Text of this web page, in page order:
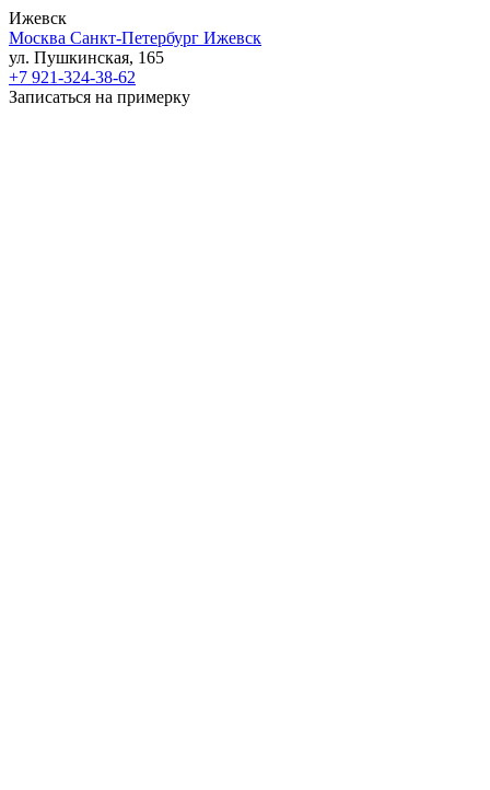
Ижевск
Москва Санкт-Петербург Ижевск
ул. Пушкинская, 165
+7 921-324-38-62
Записаться на примерку